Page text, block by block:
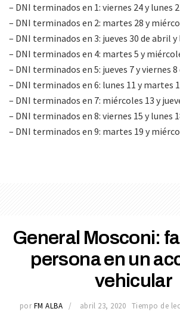
– DNI terminados en 1: viernes 24 y lunes
– DNI terminados en 2: martes 28 y
– DNI terminados en 3: jueves 30 de abril y
– DNI terminados en 4: martes 5 y
– DNI terminados en 5: jueves 7 y viernes 8
– DNI terminados en 6: lunes 11 y martes
– DNI terminados en 7: miércoles 13 y
– DNI terminados en 8: viernes 15 y lunes
– DNI terminados en 9: martes 19 y
General Mosconi:
persona en un
vehicular
por FM ALBA abril 23, 2020 Tiempo de